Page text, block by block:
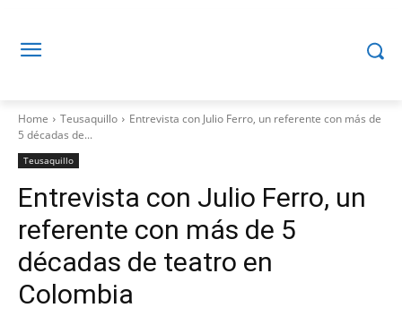
Home Teusaquillo
Entrevista con Julio Ferro, un referente con más de
5 décadas de...
Teusaquillo
Entrevista con Julio Ferro, un
referente con más de 5
décadas de teatro en
Colombia